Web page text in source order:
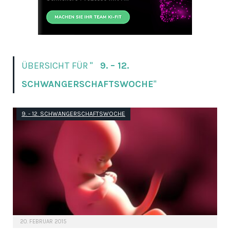
ÜBERSICHT FÜR "
9. – 12.
SCHWANGERSCHAFTSWOCHE"
9. - 12. SCHWANGERSCHAFTSWOCHE
20. FEBRUAR 2015